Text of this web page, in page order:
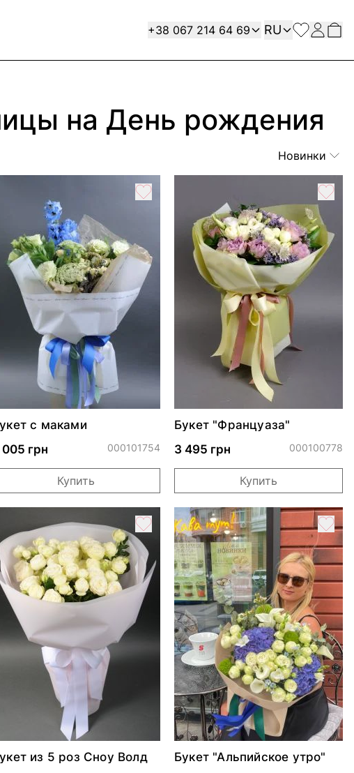
Contact
+38 067 214 64 69 Язык
RU
на День рождения
Новинки
с маками
005 грн
000101754
Купить
Букет "Француаза"
3 495 грн
000100778
Купить
из 5 роз Сноу Волд
Букет "Альпийское утро"